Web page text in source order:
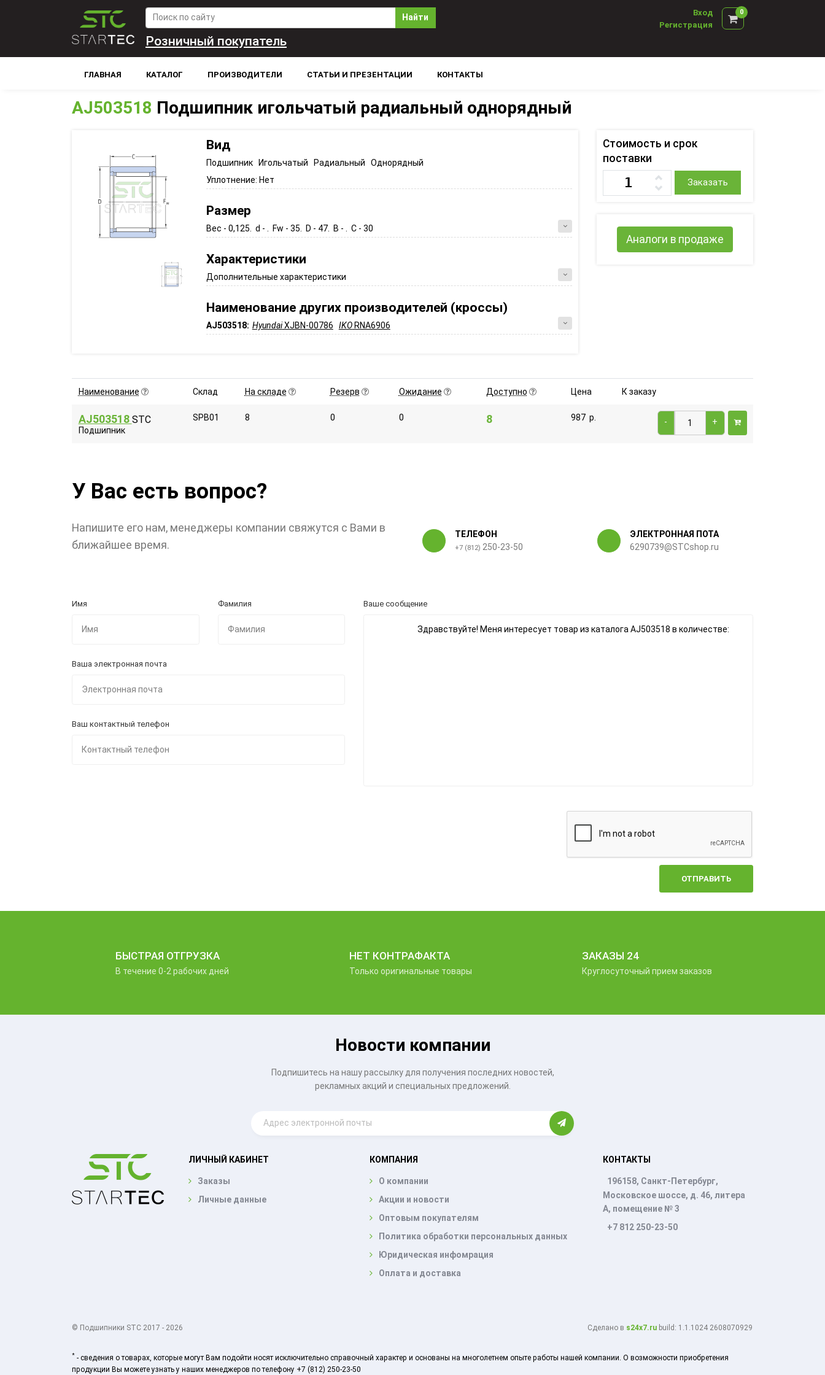
Найти
Вход
Регистрация
0
Розничный покупатель
ГЛАВНАЯ КАТАЛОГ ПРОИЗВОДИТЕЛИ СТАТЬИ И ПРЕЗЕНТАЦИИ КОНТАКТЫ
AJ503518 Подшипник игольчатый радиальный однорядный
Вид
Подшипник Игольчатый Радиальный Однорядный
Уплотнение: Нет
Размер
Вес - 0,125. d - . Fw - 35. D - 47. B - . C - 30
Характеристики
Дополнительные характеристики
Наименование других производителей (кроссы)
AJ503518: HyundaiXJBN-00786 IKORNA6906
Стоимость и срок
поставки
Заказать
Аналоги в продаже
Наименование Склад На складе Резерв Ожидание Доступно Цена К заказу
AJ503518 STC
Подшипник
SPB01 8 0 0 8 987 р. - +
У Вас есть вопрос?
Напишите его нам, менеджеры компании свяжутся с Вами в
ближайшее время.
ТЕЛЕФОН
+7 (812) 250-23-50
ЭЛЕКТРОННАЯ ПОТА
6290739@STCshop.ru
Имя Фамилия
Ваша электронная почта
Ваш контактный телефон
Ваше сообщение
ОТПРАВИТЬ
БЫСТРАЯ ОТГРУЗКА
В течение 0-2 рабочих дней
НЕТ КОНТРАФАКТА
Только оригинальные товары
ЗАКАЗЫ 24
Круглосуточный прием заказов
Новости компании
Подпишитесь на нашу рассылку для получения последних новостей,
рекламных акций и специальных предложений.
ЛИЧНЫЙ КАБИНЕТ
Заказы
Личные данные
КОМПАНИЯ
О компании
Акции и новости
Оптовым покупателям
Политика обработки персональных данных
Юридическая инфомрация
Оплата и доставка
КОНТАКТЫ
196158, Санкт-Петербург,
Московское шоссе, д. 46, литера
А, помещение № 3
+7 812 250-23-50
© Подшипники STC 2017 - 2026 Cделано в s24x7.ru build: 1.1.1024 2608070929
* - сведения о товарах, которые могут Вам подойти носят исключительно справочный характер и основаны на многолетнем опыте работы нашей компании. О возможности приобретения
продукции Вы можете узнать у наших менеджеров по телефону +7 (812) 250-23-50